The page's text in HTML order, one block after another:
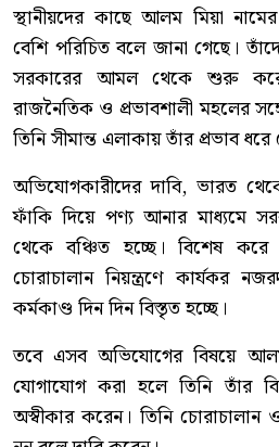
স্থানীয়দের কাছে আলম মিয়া
বেশি পরিচিত বলে জানা গেছে।
সরকারের আমল থেকে শুরু করে
রাজনৈতিক ও প্রভাবশালী মহলের
তিনি সীমান্ত এলাকায় তাঁর প্রভাব
অভিযোগকারীদের দাবি, ভারত
ফাঁকি দিয়ে পণ্য আনার মাধ্যমে
থেকে বঞ্চিত হচ্ছে। বিশেষ করে
চোরাচালান নিয়ন্ত্রণে কার্যকর
কর্মকাণ্ড দিন দিন বিস্তৃত হচ্ছে।
তবে এসব অভিযোগের বিষয়ে
যোগাযোগ করা হলে তিনি তাঁর
অস্বীকার করেন। তিনি চোরাচালান